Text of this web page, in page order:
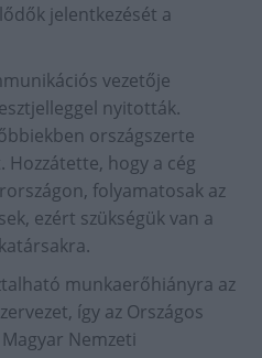
jelentkezését a
vezetője
nyitották.
országszerte
hogy a cég
folyamatosak az
ezért szükségük van a
munkaerőhiányra az
így az Országos
Nemzeti